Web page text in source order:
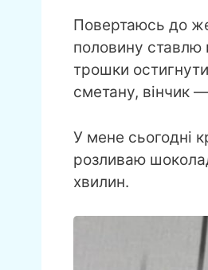
Повертаюсь до
половину
трошки
сметану, вінчик
У мене сьогодні
розливаю
хвилин.